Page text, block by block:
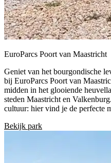
EuroParcs Poort van Maastricht
Geniet van het bourgondische
bij EuroParcs Poort van
midden in het glooiende
steden Maastricht en
cultuur: hier vind je de perfecte
Bekijk park